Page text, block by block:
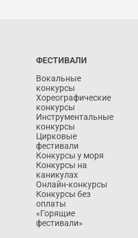
ФЕСТИВАЛИ
Вокальные
конкурсы
Хореографические
конкурсы
Инструментальные
конкурсы
Цирковые
фестивали
Конкурсы у моря
Конкурсы на
каникулах
Онлайн-конкурсы
Конкурсы без
оплаты
«Горящие
фестивали»